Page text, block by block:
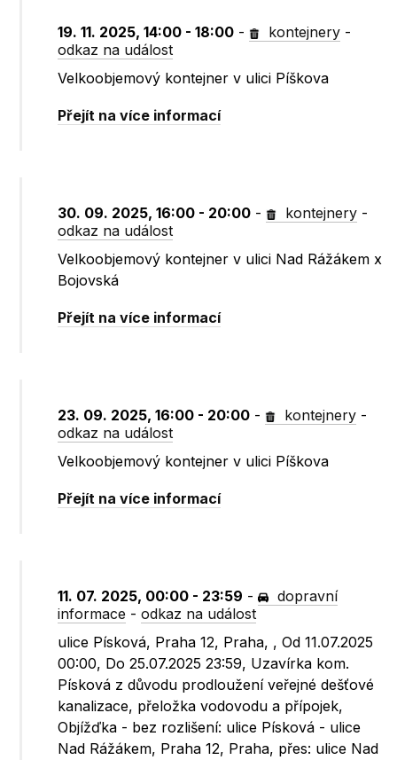
19. 11. 2025, 14:00 - 18:00 - kontejnery -
odkaz na událost
Velkoobjemový kontejner v ulici Píškova
Přejít na více informací
30. 09. 2025, 16:00 - 20:00 - kontejnery -
odkaz na událost
Velkoobjemový kontejner v ulici Nad Rážákem x
Bojovská
Přejít na více informací
23. 09. 2025, 16:00 - 20:00 - kontejnery -
odkaz na událost
Velkoobjemový kontejner v ulici Píškova
Přejít na více informací
11. 07. 2025, 00:00 - 23:59 -
dopravní
informace -odkaz na událost
ulice Písková, Praha 12, Praha, , Od 11.07.2025
00:00, Do 25.07.2025 23:59, Uzavírka kom.
Písková z důvodu prodloužení veřejné dešťové
kanalizace, přeložka vodovodu a přípojek,
Objížďka - bez rozlišení: ulice Písková - ulice
Nad Rážákem, Praha 12, Praha, přes: ulice Nad